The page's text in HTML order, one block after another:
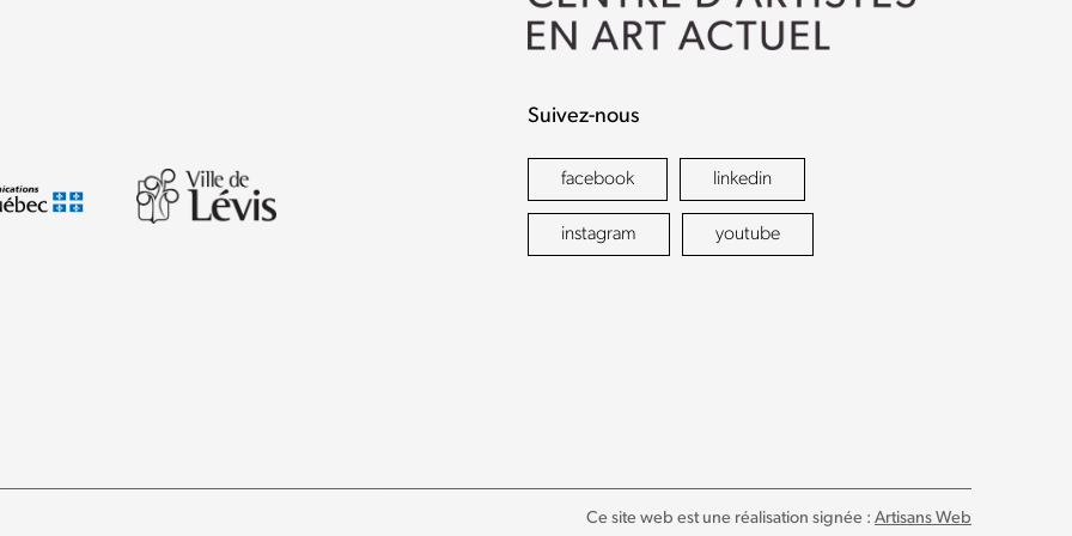
Suivez-nous
facebook linkedin
instagram youtube
Ce site web est une réalisation signée : Artisans Web